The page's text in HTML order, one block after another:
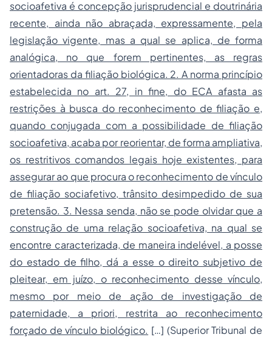
socioafetiva é concepção jurisprudencial e doutrinária
recente, ainda não abraçada, expressamente, pela
legislação vigente, mas a qual se aplica, de forma
analógica, no que forem pertinentes, as regras
orientadoras da filiação biológica. 2. A norma princípio
estabelecida no art. 27, in fine, do ECA afasta as
restrições à busca do reconhecimento de filiação e,
quando conjugada com a possibilidade de filiação
socioafetiva, acaba por reorientar, de forma ampliativa,
os restritivos comandos legais hoje existentes, para
assegurar ao que procura o reconhecimento de vínculo
de filiação sociafetivo, trânsito desimpedido de sua
pretensão. 3. Nessa senda, não se pode olvidar que a
construção de uma relação socioafetiva, na qual se
encontre caracterizada, de maneira indelével, a posse
do estado de filho, dá a esse o direito subjetivo de
pleitear, em juízo, o reconhecimento desse vínculo,
mesmo por meio de ação de investigação de
paternidade, a priori, restrita ao reconhecimento
forçado de vínculo biológico. […] (Superior Tribunal de